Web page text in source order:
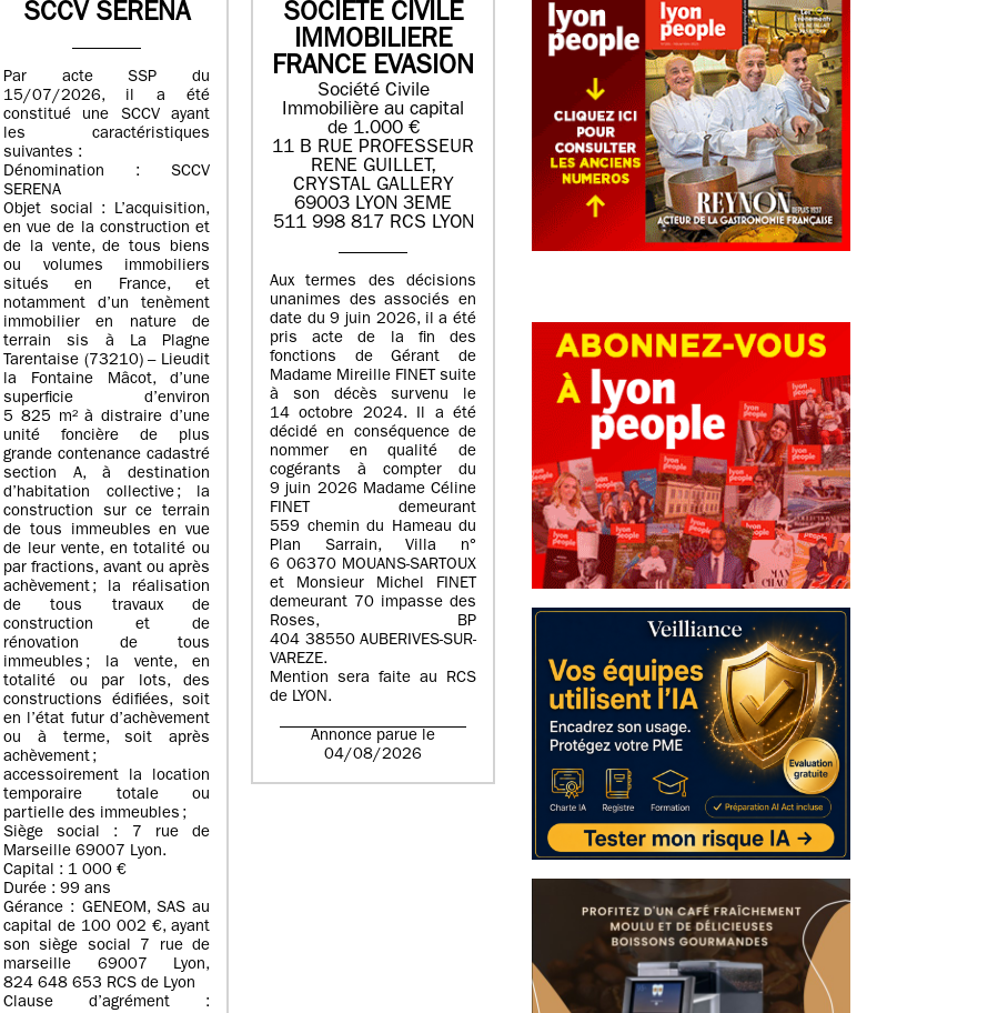
SCCV SERENA
Par acte SSP du
15/07/2026, il a été
constitué une SCCV ayant
les caractéristiques
suivantes :
Dénomination : SCCV
SERENA
Objet social : L’acquisition,
en vue de la construction et
de la vente, de tous biens
ou volumes immobiliers
situés en France, et
notamment d’un tenèment
immobilier en nature de
terrain sis à La Plagne
Tarentaise (73210) – Lieudit
la Fontaine Mâcot, d’une
superficie d’environ
5 825 m² à distraire d’une
unité foncière de plus
grande contenance cadastré
section A, à destination
d’habitation collective ; la
construction sur ce terrain
de tous immeubles en vue
de leur vente, en totalité ou
par fractions, avant ou après
achèvement ; la réalisation
de tous travaux de
construction et de
rénovation de tous
immeubles ; la vente, en
totalité ou par lots, des
constructions édifiées, soit
en l’état futur d’achèvement
ou à terme, soit après
achèvement ;
accessoirement la location
temporaire totale ou
partielle des immeubles ;
Siège social : 7 rue de
Marseille 69007 Lyon.
Capital : 1 000 €
Durée : 99 ans
Gérance : GENEOM, SAS au
capital de 100 002 €, ayant
son siège social 7 rue de
marseille 69007 Lyon,
824 648 653 RCS de Lyon
Clause d’agrément :
SOCIETE CIVILE
IMMOBILIERE
FRANCE EVASION
Société Civile
Immobilière au capital
de 1.000 €
11 B RUE PROFESSEUR
RENE GUILLET,
CRYSTAL GALLERY
69003 LYON 3EME
511 998 817 RCS LYON
Aux termes des décisions
unanimes des associés en
date du 9 juin 2026, il a été
pris acte de la fin des
fonctions de Gérant de
Madame Mireille FINET suite
à son décès survenu le
14 octobre 2024. Il a été
décidé en conséquence de
nommer en qualité de
cogérants à compter du
9 juin 2026 Madame Céline
FINET demeurant
559 chemin du Hameau du
Plan Sarrain, Villa n°
6 06370 MOUANS-SARTOUX
et Monsieur Michel FINET
demeurant 70 impasse des
Roses, BP
404 38550 AUBERIVES-SUR-
VAREZE.
Mention sera faite au RCS
de LYON.
Annonce parue le
04/08/2026